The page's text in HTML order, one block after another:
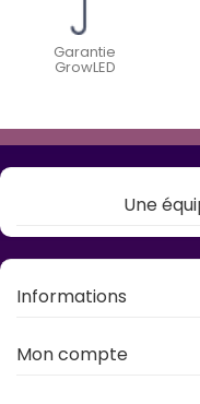
Garantie
GrowLED
Une
Informations
Mon compte